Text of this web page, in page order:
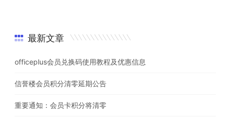
最新文章
officeplus会员兑换码使用教程及优惠信息
信誉楼会员积分清零延期公告
重要通知：会员卡积分将清零